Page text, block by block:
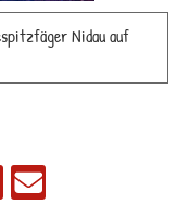
Nidau auf